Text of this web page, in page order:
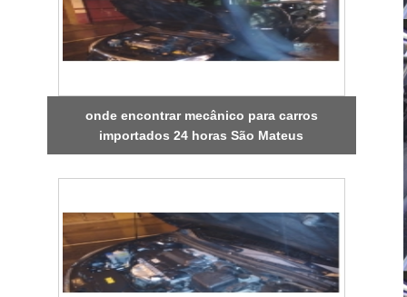
onde encontrar mecânico para carros
importados 24 horas São Mateus